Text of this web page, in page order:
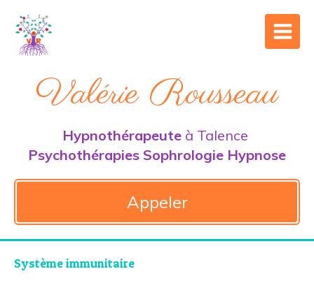
Valérie Rousseau
Hypnothérapeute à Talence
Psychothérapies Sophrologie Hypnose
Appeler
Système immunitaire